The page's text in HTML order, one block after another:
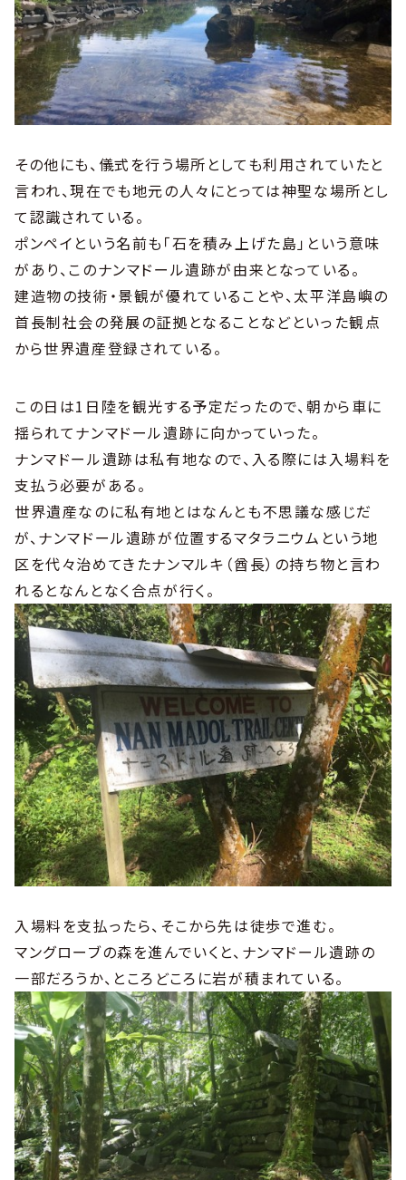
その他にも、儀式を行う場所としても利用されていたと
言われ、現在でも地元の人々にとっては神聖な場所とし
て認識されている。
ポンペイという名前も「石を積み上げた島」という意味
があり、このナンマドール遺跡が由来となっている。
建造物の技術・景観が優れていることや、太平洋島嶼の
首長制社会の発展の証拠となることなどといった観点
から世界遺産登録されている。
この日は1日陸を観光する予定だったので、朝から車に
揺られてナンマドール遺跡に向かっていった。
ナンマドール遺跡は私有地なので、入る際には入場料を
支払う必要がある。
世界遺産なのに私有地とはなんとも不思議な感じだ
が、ナンマドール遺跡が位置するマタラニウムという地
区を代々治めてきたナンマルキ（酋長）の持ち物と言わ
れるとなんとなく合点が行く。
入場料を支払ったら、そこから先は徒歩で進む。
マングローブの森を進んでいくと、ナンマドール遺跡の
一部だろうか、ところどころに岩が積まれている。